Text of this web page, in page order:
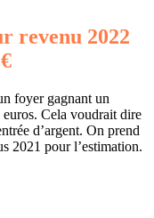
revenu 2022
foyer gagnant un
Cela voudrait dire
d’argent. On prend
2021 pour l’estimation.